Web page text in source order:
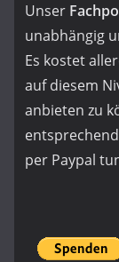
Unser
unabhängig
Es kostet
auf diesem
anbieten zu
per Paypal